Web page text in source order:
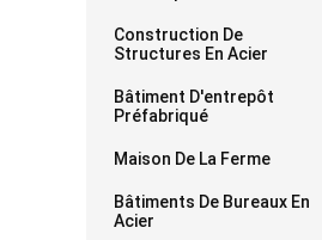
Construction De
Structures En Acier
Bâtiment D'entrepôt
Préfabriqué
Maison De La Ferme
Bâtiments De Bureaux En
Acier